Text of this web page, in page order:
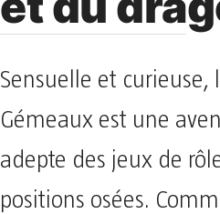
Sensuelle et curieuse,
Gémeaux est une
adepte des jeux de
positions osées.